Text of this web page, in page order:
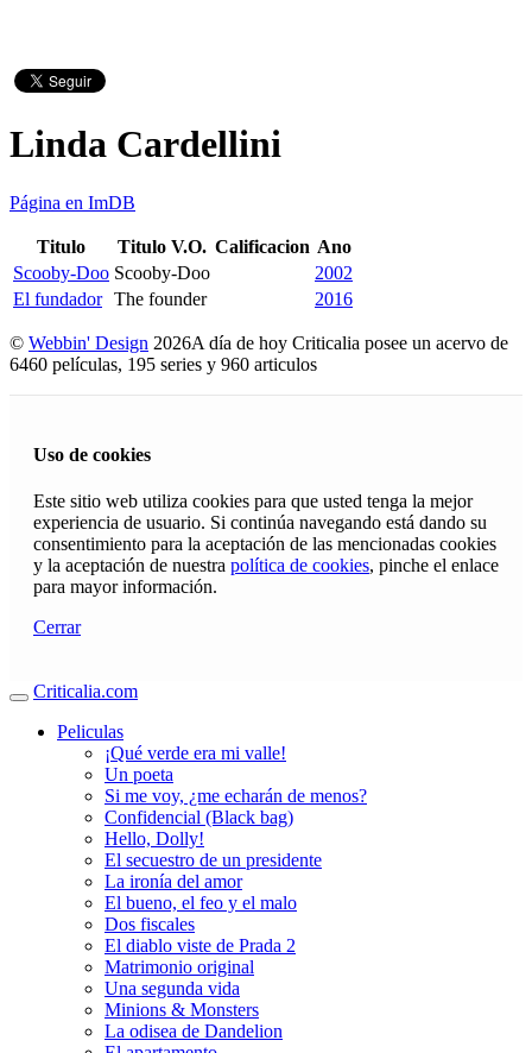
Linda Cardellini
Página en ImDB
Titulo Titulo V.O. Calificacion Ano
Scooby-Doo Scooby-Doo
2002
El fundador The founder 2016
© Webbin' Design 2026A día de hoy Criticalia posee un acervo de
6460 películas, 195 series y 960 articulos
Uso de cookies
Este sitio web utiliza cookies para que usted tenga la mejor
experiencia de usuario. Si continúa navegando está dando su
consentimiento para la aceptación de las mencionadas cookies
y la aceptación de nuestra política de cookies, pinche el enlace
para mayor información.
Cerrar
Criticalia.com
Peliculas
¡Qué verde era mi valle!
Un poeta
Si me voy, ¿me echarán de menos?
Confidencial (Black bag)
Hello, Dolly!
El secuestro de un presidente
La ironía del amor
El bueno, el feo y el malo
Dos fiscales
El diablo viste de Prada 2
Matrimonio original
Una segunda vida
Minions & Monsters
La odisea de Dandelion